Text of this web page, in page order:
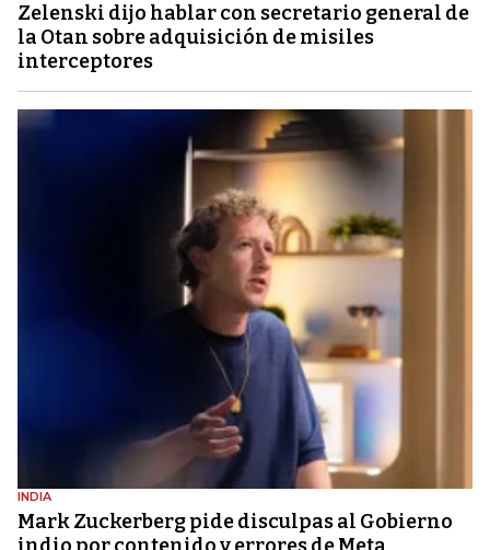
Zelenski dijo hablar con secretario general de
la Otan sobre adquisición de misiles
interceptores
INDIA
Mark Zuckerberg pide disculpas al Gobierno